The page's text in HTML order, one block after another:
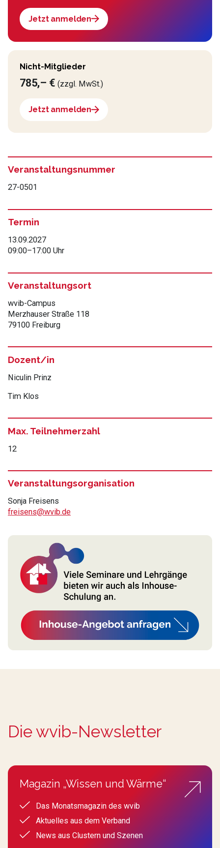
Jetzt anmelden
Nicht-Mitglieder
785,– €(zzgl. MwSt.)
Jetzt anmelden
Veranstaltungsnummer
27-0501
Termin
13.09.2027
09:00–17:00 Uhr
Veranstaltungsort
wvib-Campus
Merzhauser Straße 118
79100 Freiburg
Dozent/in
Niculin Prinz
Tim Klos
Max. Teilnehmerzahl
12
Veranstaltungsorganisation
Sonja Freisens
freisens@wvib.de
Die wvib-Newsletter
Magazin „Wissen und Wärme“
Das Monatsmagazin des wvib
Aktuelles aus dem Verband
News aus Clustern und Szenen